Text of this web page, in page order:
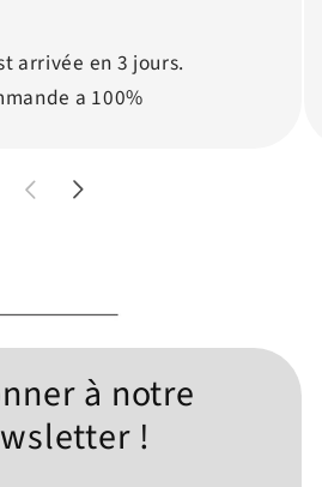
arrivée en 3 jours.
a 100%
à notre
!